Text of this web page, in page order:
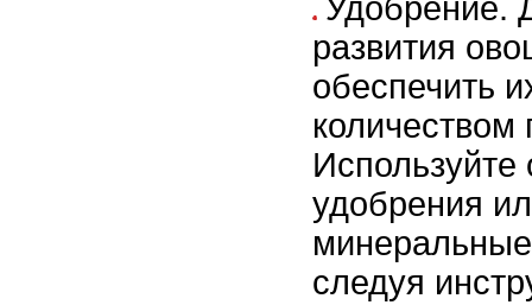
Удобрение.
развития
обеспечить
количеством
Используйте
удобрения
следуя